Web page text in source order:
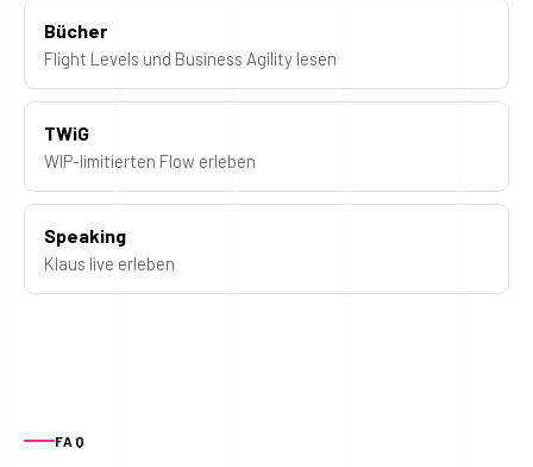
Bücher
Flight Levels und Business Agility lesen
TWiG
WIP-limitierten Flow erleben
Speaking
Klaus live erleben
FAQ